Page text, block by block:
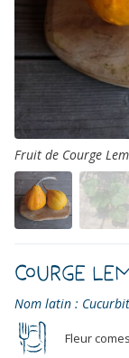
Fruit de Courge
Courge
Nom latin :
Fleur